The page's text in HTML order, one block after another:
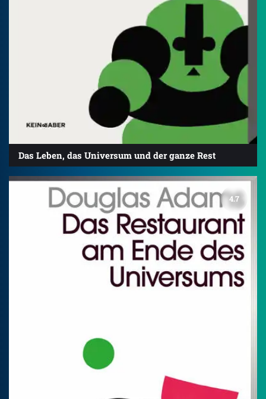
Das Leben, das Universum und der ganze Rest
4.7